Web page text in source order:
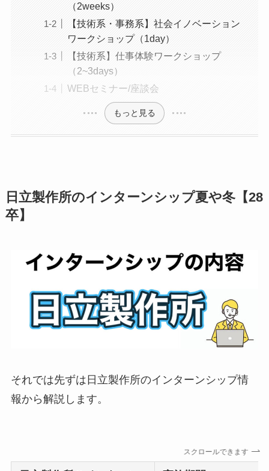
（2weeks）
【技術系・事務系】社会イノベーション
ワークショップ（1day）
【技術系】仕事体験ワークショップ
（2~3days）
WEBセミナー/座談会
もっと見る
日立製作所のインターンシップ夏や冬【28
卒】
それでは先ずは日立製作所のインターンシップ情
報から解説します。
スクロールできます